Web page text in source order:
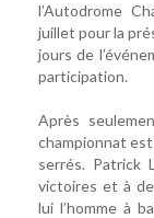
l’Autodrome
juillet pour la
jours de
participation.
Après
championnat
serrés. Patrick
victoires et à
lui l’homme à